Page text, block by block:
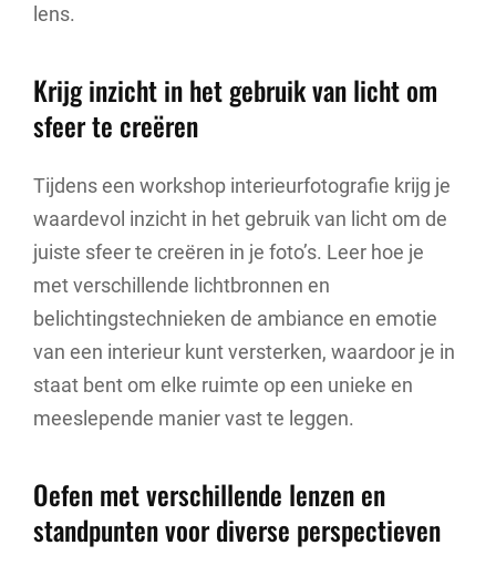
lens.
Krijg inzicht in het gebruik van licht om
sfeer te creëren
Tijdens een workshop interieurfotografie krijg je
waardevol inzicht in het gebruik van licht om de
juiste sfeer te creëren in je foto’s. Leer hoe je
met verschillende lichtbronnen en
belichtingstechnieken de ambiance en emotie
van een interieur kunt versterken, waardoor je in
staat bent om elke ruimte op een unieke en
meeslepende manier vast te leggen.
Oefen met verschillende lenzen en
standpunten voor diverse perspectieven